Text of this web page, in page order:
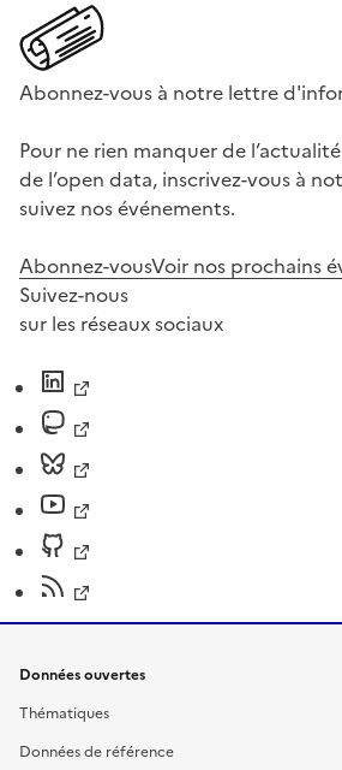
Abonnez-vous à notre lettre
Pour ne rien manquer de
de l’open data, inscrivez-vous à
suivez nos événements.
Abonnez-vousVoir nos prochains
Suivez-nous
sur les réseaux sociaux
Données ouvertes
Thématiques
Données de référence